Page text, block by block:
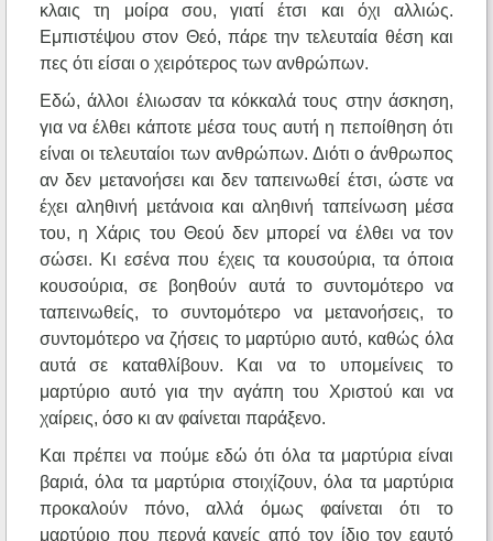
κλαις τη μοίρα σου, γιατί έτσι και όχι αλλιώς.
Εμπιστέψου στον Θεό, πάρε την τελευταία θέση και
πες ότι είσαι ο χειρότερος των ανθρώπων.
Εδώ, άλλοι έλιωσαν τα κόκκαλά τους στην άσκηση,
για να έλθει κάποτε μέσα τους αυτή η πεποίθηση ότι
είναι οι τελευταίοι των ανθρώπων. Διότι ο άνθρωπος
αν δεν μετανοήσει και δεν ταπεινωθεί έτσι, ώστε να
έχει αληθινή μετάνοια και αληθινή ταπείνωση μέσα
του, η Χάρις του Θεού δεν μπορεί να έλθει να τον
σώσει. Κι εσένα που έχεις τα κουσούρια, τα όποια
κουσούρια, σε βοηθούν αυτά το συντομότερο να
ταπεινωθείς, το συντομότερο να μετανοήσεις, το
συντομότερο να ζήσεις το μαρτύριο αυτό, καθώς όλα
αυτά σε καταθλίβουν. Και να το υπομείνεις το
μαρτύριο αυτό για την αγάπη του Χριστού και να
χαίρεις, όσο κι αν φαίνεται παράξενο.
Και πρέπει να πούμε εδώ ότι όλα τα μαρτύρια είναι
βαριά, όλα τα μαρτύρια στοιχίζουν, όλα τα μαρτύρια
προκαλούν πόνο, αλλά όμως φαίνεται ότι το
μαρτύριο που περνά κανείς από τον ίδιο τον εαυτό